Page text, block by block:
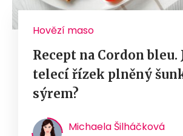
Hovězí maso
Recept na Cordon bleu.
telecí řízek plněný
sýrem?
Michaela Šilháčková